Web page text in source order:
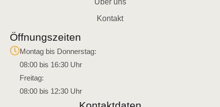
Über uns
Kontakt
Öffnungszeiten
Montag bis Donnerstag:
08:00 bis 16:30 Uhr
Freitag:
08:00 bis 12:30 Uhr